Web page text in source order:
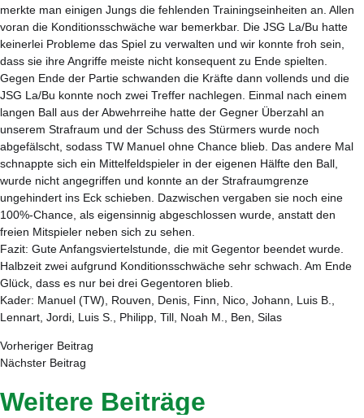
merkte man einigen Jungs die fehlenden Trainingseinheiten an. Allen
voran die Konditionsschwäche war bemerkbar. Die JSG La/Bu hatte
keinerlei Probleme das Spiel zu verwalten und wir konnte froh sein,
dass sie ihre Angriffe meiste nicht konsequent zu Ende spielten.
Gegen Ende der Partie schwanden die Kräfte dann vollends und die
JSG La/Bu konnte noch zwei Treffer nachlegen. Einmal nach einem
langen Ball aus der Abwehrreihe hatte der Gegner Überzahl an
unserem Strafraum und der Schuss des Stürmers wurde noch
abgefälscht, sodass TW Manuel ohne Chance blieb. Das andere Mal
schnappte sich ein Mittelfeldspieler in der eigenen Hälfte den Ball,
wurde nicht angegriffen und konnte an der Strafraumgrenze
ungehindert ins Eck schieben. Dazwischen vergaben sie noch eine
100%-Chance, als eigensinnig abgeschlossen wurde, anstatt den
freien Mitspieler neben sich zu sehen.
Fazit: Gute Anfangsviertelstunde, die mit Gegentor beendet wurde.
Halbzeit zwei aufgrund Konditionsschwäche sehr schwach. Am Ende
Glück, dass es nur bei drei Gegentoren blieb.
Kader: Manuel (TW), Rouven, Denis, Finn, Nico, Johann, Luis B.,
Lennart, Jordi, Luis S., Philipp, Till, Noah M., Ben, Silas
Vorheriger Beitrag
Nächster Beitrag
Weitere Beiträge